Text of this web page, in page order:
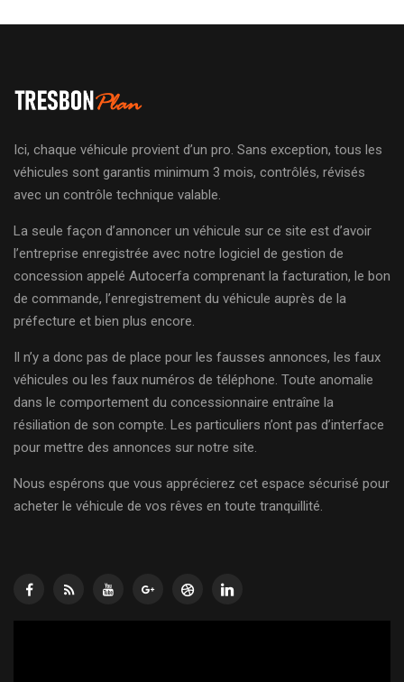
Ici, chaque véhicule provient d’un pro. Sans exception, tous les
véhicules sont garantis minimum 3 mois, contrôlés, révisés
avec un contrôle technique valable.
La seule façon d’annoncer un véhicule sur ce site est d’avoir
l’entreprise enregistrée avec notre logiciel de gestion de
concession appelé Autocerfa comprenant la facturation, le bon
de commande, l’enregistrement du véhicule auprès de la
préfecture et bien plus encore.
Il n’y a donc pas de place pour les fausses annonces, les faux
véhicules ou les faux numéros de téléphone. Toute anomalie
dans le comportement du concessionnaire entraîne la
résiliation de son compte. Les particuliers n’ont pas d’interface
pour mettre des annonces sur notre site.
Nous espérons que vous apprécierez cet espace sécurisé pour
acheter le véhicule de vos rêves en toute tranquillité.